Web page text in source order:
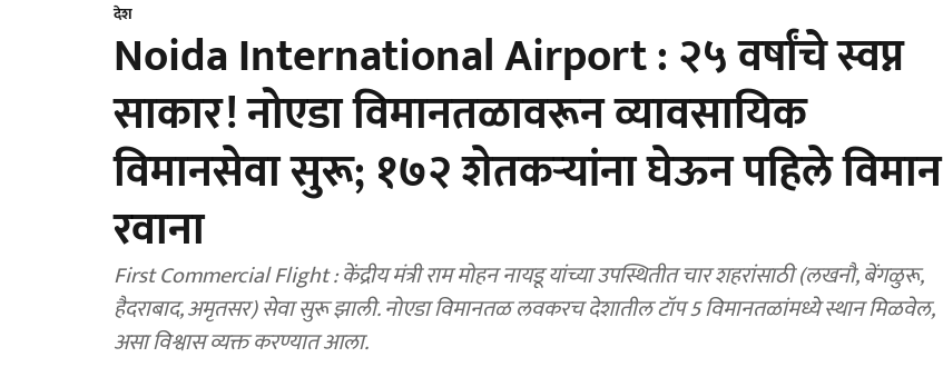
देश
Noida International Airport : २५ वर्षांचे स्वप्न
साकार! नोएडा विमानतळावरून व्यावसायिक
विमानसेवा सुरू; १७२ शेतकऱ्यांना घेऊन पहिले विमान
रवाना
First Commercial Flight : केंद्रीय मंत्री राम मोहन नायडू यांच्या उपस्थितीत चार शहरांसाठी (लखनौ, बेंगळुरू,
हैदराबाद, अमृतसर) सेवा सुरू झाली. नोएडा विमानतळ लवकरच देशातील टॉप 5 विमानतळांमध्ये स्थान मिळवेल,
असा विश्वास व्यक्त करण्यात आला.